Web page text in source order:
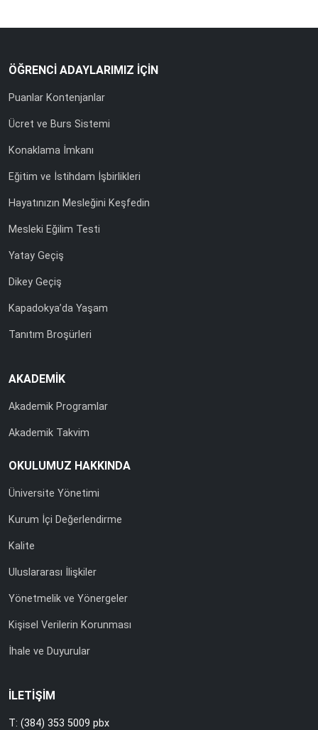
ÖĞRENCİ ADAYLARIMIZ İÇİN
Puanlar Kontenjanlar
Ücret ve Burs Sistemi
Konaklama İmkanı
Eğitim ve İstihdam İşbirlikleri
Hayatınızın Mesleğini Keşfedin
Mesleki Eğilim Testi
Yatay Geçiş
Dikey Geçiş
Kapadokya’da Yaşam
Tanıtım Broşürleri
AKADEMİK
Akademik Programlar
Akademik Takvim
OKULUMUZ HAKKINDA
Üniversite Yönetimi
Kurum İçi Değerlendirme
Kalite
Uluslararası İlişkiler
Yönetmelik ve Yönergeler
Kişisel Verilerin Korunması
İhale ve Duyurular
İLETİŞİM
T: (384) 353 5009 pbx